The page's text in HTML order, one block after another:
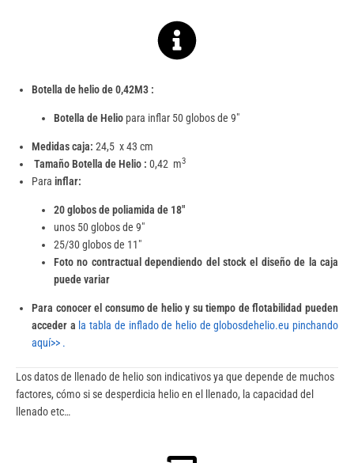
Botella de helio de 0,42M3 :
Botella de Helio para inflar 50 globos de 9″
Medidas caja: 24,5 x 43 cm
Tamaño Botella de Helio : 0,42 m3
Para inflar:
20 globos de poliamida de 18″
unos 50 globos de 9″
25/30 globos de 11″
Foto no contractual dependiendo del stock el diseño de la caja
puede variar
Para conocer el consumo de helio y su tiempo de flotabilidad pueden
acceder a la tabla de inflado de helio de globosdehelio.eu pinchando
aquí>> .
Los datos de llenado de helio son indicativos ya que depende de muchos
factores, cómo si se desperdicia helio en el llenado, la capacidad del
llenado etc…